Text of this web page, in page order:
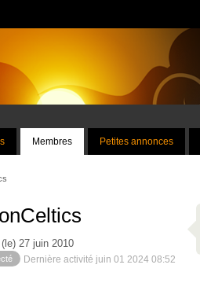
Membres Petites annonces
(le) 27 juin 2010
Dernière activité juin 01 2024 08:52